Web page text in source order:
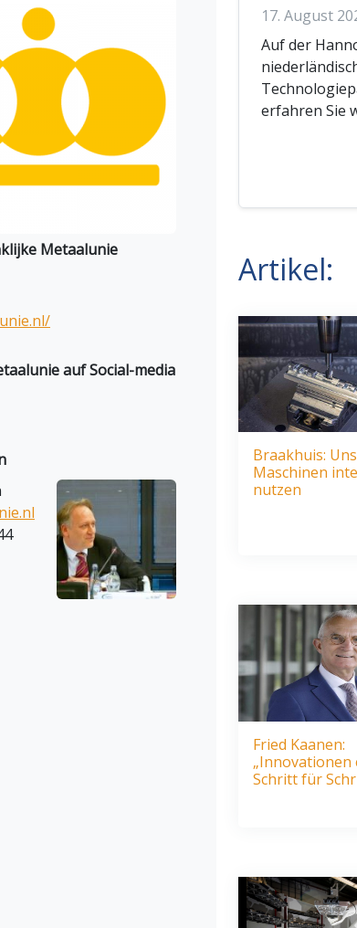
17. August
Auf der
erfahren Sie
Artikel:
Braakhuis:
Maschinen
nutzen
Fried Kaanen:
Schritt für
Metaalunie
auf Social-media